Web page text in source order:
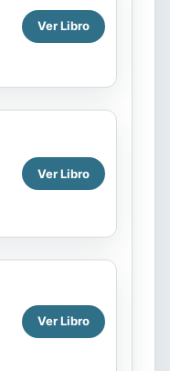
Ver Libro
Ver Libro
Ver Libro